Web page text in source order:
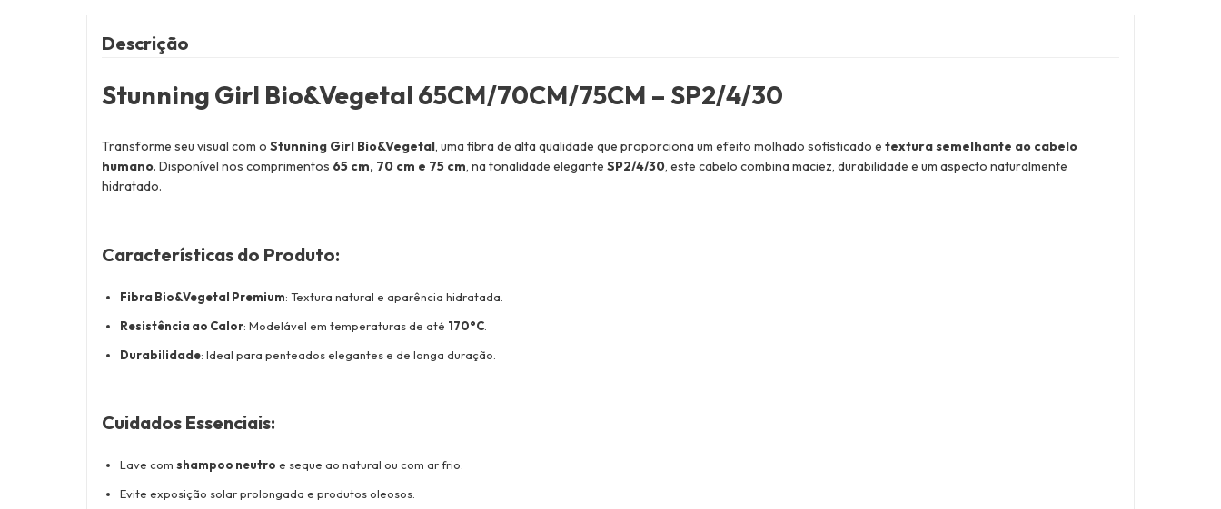
Descrição
Stunning Girl Bio&Vegetal 65CM/70CM/75CM – SP2/4/30
Transforme seu visual com o Stunning Girl Bio&Vegetal, uma fibra de alta qualidade que proporciona um efeito molhado sofisticado e textura semelhante ao cabelo
humano. Disponível nos comprimentos 65 cm, 70 cm e 75 cm, na tonalidade elegante SP2/4/30, este cabelo combina maciez, durabilidade e um aspecto naturalmente
hidratado.
Características do Produto:
Fibra Bio&Vegetal Premium: Textura natural e aparência hidratada.
Resistência ao Calor: Modelável em temperaturas de até 170°C
Durabilidade: Ideal para penteados elegantes e de longa duração.
Cuidados Essenciais:
Lave com shampoo neutro e seque ao natural ou com ar frio.
Evite exposição solar prolongada e produtos oleosos.